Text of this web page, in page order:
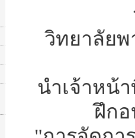
วิทยาลัย
นำเจ้าหน้
ฝึก